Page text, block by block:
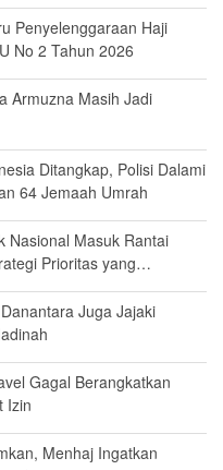
Penyelenggaraan Haji
No 2 Tahun 2026
Armuzna Masih Jadi
Ditangkap, Polisi Dalami
64 Jemaah Umrah
Nasional Masuk Rantai
Prioritas yang
Juga Jajaki
Gagal Berangkatkan
Izin
Menhaj Ingatkan